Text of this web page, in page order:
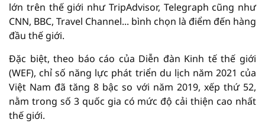
lớn trên thế giới như TripAdvisor, Telegraph cũng như
CNN, BBC, Travel Channel... bình chọn là điểm đến hàng
đầu thế giới.
Đặc biệt, theo báo cáo của Diễn đàn Kinh tế thế giới
(WEF), chỉ số năng lực phát triển du lịch năm 2021 của
Việt Nam đã tăng 8 bậc so với năm 2019, xếp thứ 52,
nằm trong số 3 quốc gia có mức độ cải thiện cao nhất
thế giới.